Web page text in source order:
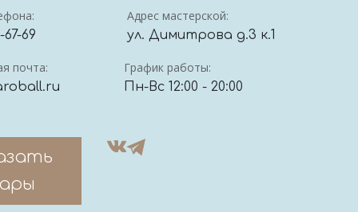
67-69
Адрес мастерской:
ул. Димитрова д.3 к.1
почта: График работы:
Пн-Вс 12:00 - 20:00